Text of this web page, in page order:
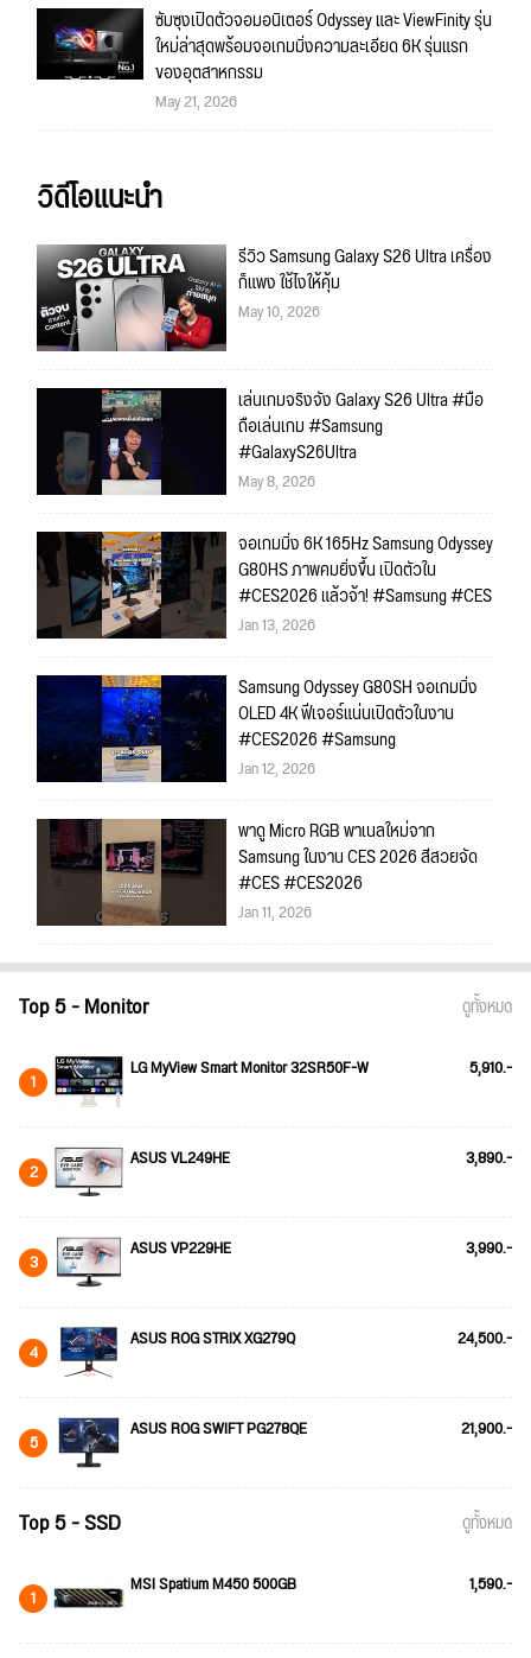
ซัมซุงเปิดตัวจอมอนิเตอร์ Odyssey และ ViewFinity รุ่น
ใหม่ล่าสุดพร้อมจอเกมมิ่งความละเอียด 6K รุ่นแรก
ของอุตสาหกรรม
May 21, 2026
วิดีโอแนะนำ
รีวิว Samsung Galaxy S26 Ultra เครื่อง
ก็แพง ใช้ไงให้คุ้ม
May 10, 2026
เล่นเกมจริงจัง Galaxy S26 Ultra #มือ
ถือเล่นเกม #Samsung
#GalaxyS26Ultra
May 8, 2026
จอเกมมิ่ง 6K 165Hz Samsung Odyssey
G80HS ภาพคมยิ่งขึ้น เปิดตัวใน
#CES2026 แล้วจ้า! #Samsung #CES
Jan 13, 2026
Samsung Odyssey G80SH จอเกมมิ่ง
OLED 4K ฟีเจอร์แน่นเปิดตัวในงาน
#CES2026 #Samsung
Jan 12, 2026
พาดู Micro RGB พาเนลใหม่จาก
Samsung ในงาน CES 2026 สีสวยจัด
#CES #CES2026
Jan 11, 2026
Top 5 - Monitor ดูทั้งหมด
1 LG MyView Smart Monitor 32SR50F-W 5,910.-
2 ASUS VL249HE 3,890.-
3 ASUS VP229HE 3,990.-
4 ASUS ROG STRIX XG279Q 24,500.-
5 ASUS ROG SWIFT PG278QE 21,900.-
Top 5 - SSD ดูทั้งหมด
1 MSI Spatium M450 500GB 1,590.-